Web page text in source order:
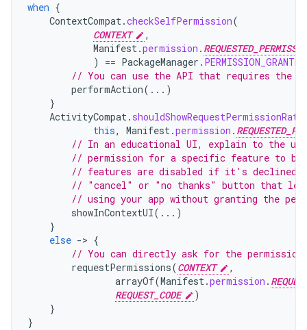
when {
ContextCompat.checkSelfPermission(
CONTEXT
,
Manifest.permission .
)
== PackageManager . PERMISSION_GRANTED
// You can use the API that requires the
performAction(...)
}
ActivityCompat.
this, Manifest.permission .
// In an educational UI, explain to the
// permission for a specific feature to
// features are disabled if it's
// "cancel" or "no thanks" button that
// using your app without granting the
showInContextUI(...)
}
else -> {
// You can directly ask for the
requestPermissions(CONTEXT
,
arrayOf(Manifest.permission .
REQUEST_CODE
)
}
}